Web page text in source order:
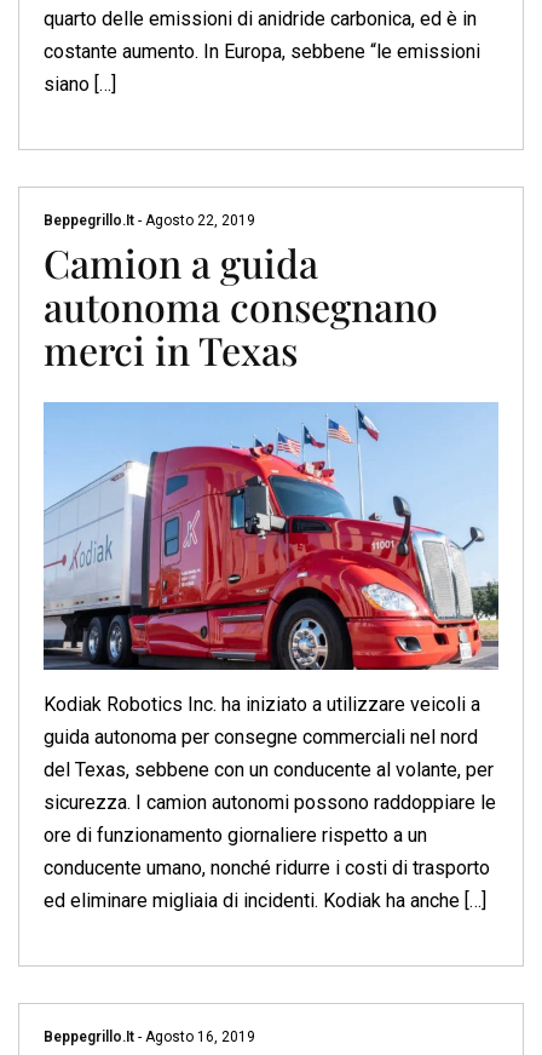
quarto delle emissioni di anidride carbonica, ed è in
costante aumento. In Europa, sebbene “le emissioni
siano […]
Beppegrillo.it - Agosto 22, 2019
Camion a guida
autonoma consegnano
merci in Texas
Kodiak Robotics Inc. ha iniziato a utilizzare veicoli a
guida autonoma per consegne commerciali nel nord
del Texas, sebbene con un conducente al volante, per
sicurezza. I camion autonomi possono raddoppiare le
ore di funzionamento giornaliere rispetto a un
conducente umano, nonché ridurre i costi di trasporto
ed eliminare migliaia di incidenti. Kodiak ha anche […]
Beppegrillo.it - Agosto 16, 2019